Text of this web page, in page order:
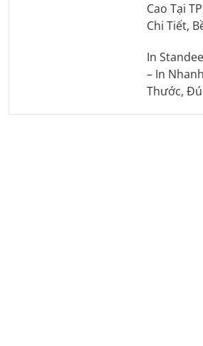
Cao Tại
Chi Tiết,
In
– In
Thước,